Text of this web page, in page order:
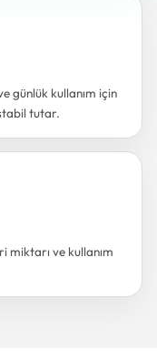
günlük kullanım için
tutar.
miktarı ve kullanım